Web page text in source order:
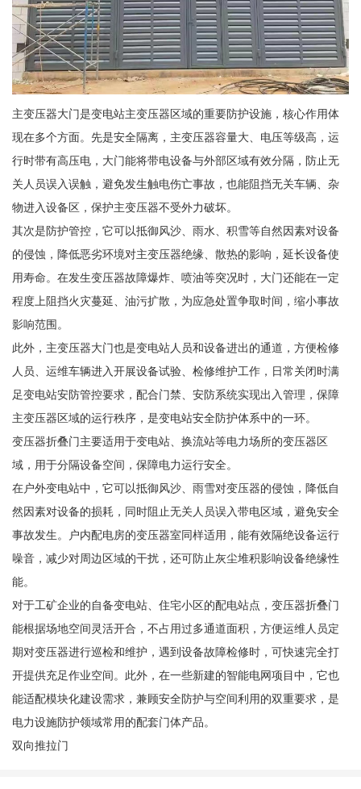
主变压器大门是变电站主变压器区域的重要防护设施，核心作用体
现在多个方面。先是安全隔离，主变压器容量大、电压等级高，运
行时带有高压电，大门能将带电设备与外部区域有效分隔，防止无
关人员误入误触，避免发生触电伤亡事故，也能阻挡无关车辆、杂
物进入设备区，保护主变压器不受外力破坏。
其次是防护管控，它可以抵御风沙、雨水、积雪等自然因素对设备
的侵蚀，降低恶劣环境对主变压器绝缘、散热的影响，延长设备使
用寿命。在发生变压器故障爆炸、喷油等突况时，大门还能在一定
程度上阻挡火灾蔓延、油污扩散，为应急处置争取时间，缩小事故
影响范围。
此外，主变压器大门也是变电站人员和设备进出的通道，方便检修
人员、运维车辆进入开展设备试验、检修维护工作，日常关闭时满
足变电站安防管控要求，配合门禁、安防系统实现出入管理，保障
主变压器区域的运行秩序，是变电站安全防护体系中的一环。
变压器折叠门主要适用于变电站、换流站等电力场所的变压器区
域，用于分隔设备空间，保障电力运行安全。
在户外变电站中，它可以抵御风沙、雨雪对变压器的侵蚀，降低自
然因素对设备的损耗，同时阻止无关人员误入带电区域，避免安全
事故发生。户内配电房的变压器室同样适用，能有效隔绝设备运行
噪音，减少对周边区域的干扰，还可防止灰尘堆积影响设备绝缘性
能。
对于工矿企业的自备变电站、住宅小区的配电站点，变压器折叠门
能根据场地空间灵活开合，不占用过多通道面积，方便运维人员定
期对变压器进行巡检和维护，遇到设备故障检修时，可快速完全打
开提供充足作业空间。此外，在一些新建的智能电网项目中，它也
能适配模块化建设需求，兼顾安全防护与空间利用的双重要求，是
电力设施防护领域常用的配套门体产品。
双向推拉门